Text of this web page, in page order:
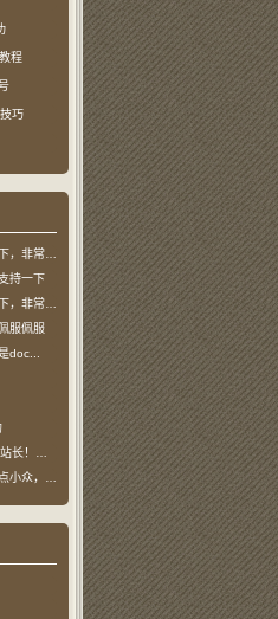
程
巧
常喜欢
持一下
常喜欢
服佩服
doc...
收藏
不过...